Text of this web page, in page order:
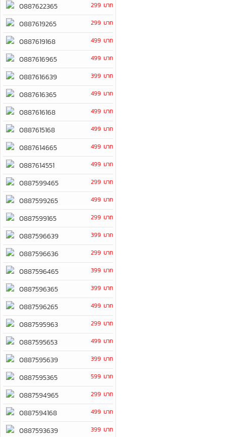
0887622365 299 บาท
0887619265 299 บาท
0887619168 499 บาท
0887616965 499 บาท
0887616639 399 บาท
0887616365 499 บาท
0887616168 499 บาท
0887615168 499 บาท
0887614665 499 บาท
0887614551 499 บาท
0887599465 299 บาท
0887599265 499 บาท
0887599165 299 บาท
0887596639 399 บาท
0887596636 299 บาท
0887596465 399 บาท
0887596365 399 บาท
0887596265 499 บาท
0887595963 299 บาท
0887595653 499 บาท
0887595639 399 บาท
0887595365 599 บาท
0887594965 299 บาท
0887594168 499 บาท
0887593639 399 บาท